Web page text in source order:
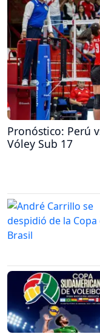
Pronóstico: Perú
Vóley Sub 17